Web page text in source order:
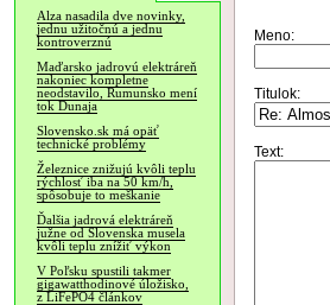
Alza nasadila dve novinky,
jednu užitočnú a jednu
kontroverznú
Maďarsko jadrovú elektráreň
nakoniec kompletne
neodstavilo, Rumunsko mení
tok Dunaja
Slovensko.sk má opäť
technické problémy
Železnice znižujú kvôli teplu
rýchlosť iba na 50 km/h,
spôsobuje to meškanie
Ďalšia jadrová elektráreň
južne od Slovenska musela
kvôli teplu znížiť výkon
V Poľsku spustili takmer
gigawatthodinové úložisko,
z LiFePO4 článkov
Meno:
Titulok:
Text: